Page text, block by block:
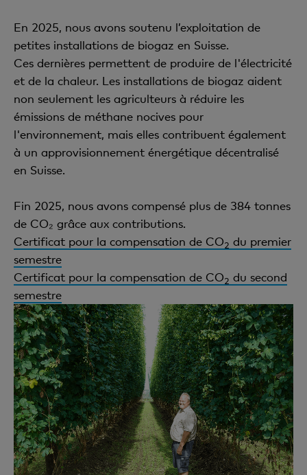
En 2025, nous avons soutenu l’exploitation de
petites installations de biogaz en Suisse.
Ces dernières permettent de produire de l'électricité
et de la chaleur. Les installations de biogaz aident
non seulement les agriculteurs à réduire les
émissions de méthane nocives pour
l'environnement, mais elles contribuent également
à un approvisionnement énergétique décentralisé
en Suisse.
Fin 2025, nous avons compensé plus de 384 tonnes
de CO₂ grâce aux contributions.
Certificat pour la compensation de CO2 du premier
semestre
Certificat pour la compensation de CO2 du second
semestre